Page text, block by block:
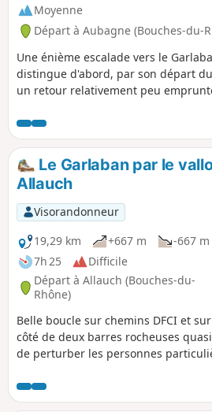
Moyenne
Départ à Aubagne (Bouches-du-
Une énième escalade vers le
distingue d'abord, par son départ
un retour relativement peu
15e siècle qui possédait beaucoup
Garlaban (d'où le nom du lieu-dit à
de Marseille).
Le Garlaban par le
Allauch
Visorandonneur
19,29 km
+667 m
-667 m
7h 25
Difficile
Départ à Allauch (Bouches-du-
Rhône)
Belle boucle sur chemins DFCI et
côté de deux barres rocheuses
de perturber les personnes
en vue… il suffit de l’atteindre !
englobe Marseille, Aubagne, le Cap